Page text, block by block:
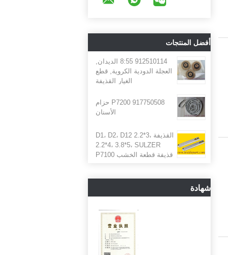
أفضل المنتجات
912510114 8:55 الديدان,
العجلة الدودية الكروية, قطع
الغيار القذيفة
917750508 P7200 حزام
الأسنان
القذيفة D1، D2، D12 2.2*3،
2.2*4، 3.8*5، SULZER
قذيفة قطعة الخشب P7100
شهادة